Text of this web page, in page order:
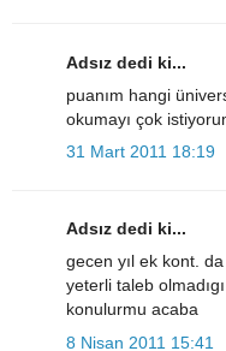
Adsız dedi ki...
puanım hangi
okumayı çok
31 Mart 2011 18:19
Adsız dedi ki...
gecen yıl ek kont.
yeterli taleb
konulurmu acaba
8 Nisan 2011 15:41